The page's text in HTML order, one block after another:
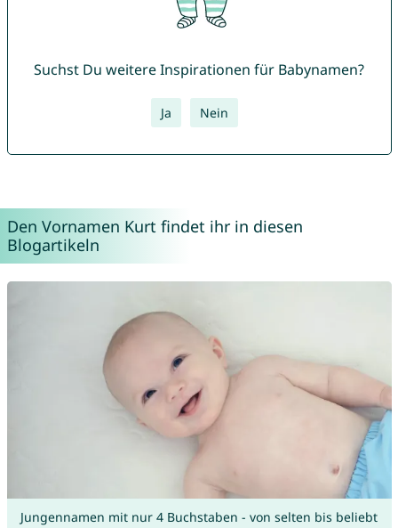
Suchst Du weitere Inspirationen für Babynamen?
Ja Nein
Den Vornamen Kurt findet ihr in diesen
Blogartikeln
Jungennamen mit nur 4 Buchstaben - von selten bis beliebt